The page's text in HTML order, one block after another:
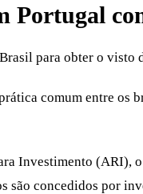
Portugal
para obter o visto
comum entre
Investimento (ARI),
concedidos por